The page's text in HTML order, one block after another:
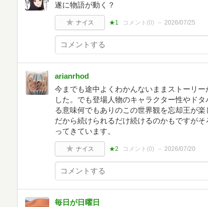
遂に物語が動く？
ナイス ★1 コメント(0) 2026/07/25
arianrhod
今までも途中よくわかんないままストーリ
した。でも登場人物のキャラクター性やド
る意味何でもありのこの世界観を忘却王が
だから続けられるだけ続けるのかもですが
ってきています。
ナイス ★2 コメント(0) 2026/07/20
毎日が日曜日